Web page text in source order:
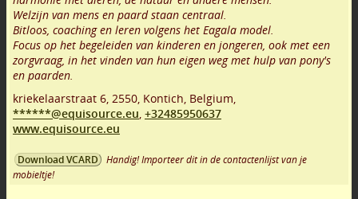
Welzijn van mens en paard staan centraal.
Bitloos, coaching en leren volgens het Eagala model.
Focus op het begeleiden van kinderen en jongeren, ook met een
zorgvraag, in het vinden van hun eigen weg met hulp van pony's
en paarden.
kriekelaarstraat 6, 2550, Kontich, Belgium,
******@equisource.eu, +32485950637
www.equisource.eu
Download VCARD
Handig! Importeer dit in de contactenlijst van je
mobieltje!